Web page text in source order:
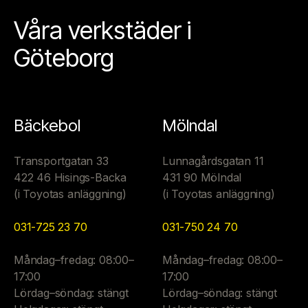
Våra verkstäder i
Göteborg
Bäckebol
Transportgatan 33
422 46 Hisings-Backa
(i Toyotas anläggning)
031-725 23 70
Måndag–fredag: 08:00–
17:00
Lördag–söndag: stängt
Mölndal
Lunnagårdsgatan 11
431 90 Mölndal
(i Toyotas anläggning)
031-750 24 70
Måndag–fredag: 08:00–
17:00
Lördag–söndag: stängt